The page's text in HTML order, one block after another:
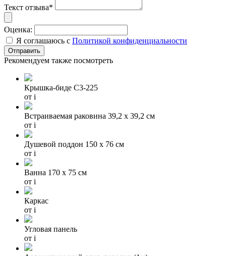
Текст отзыва*
Оценка:
Я соглашаюсь с Политикой конфиденциальности
Рекомендуем также посмотреть
Крышка-биде C3-225
от i
Встраиваемая раковина 39,2 х 39,2 см
от i
Душевой поддон 150 x 76 см
от i
Baнна 170 x 75 cм
от i
Каркас
от i
Угловая панель
от i